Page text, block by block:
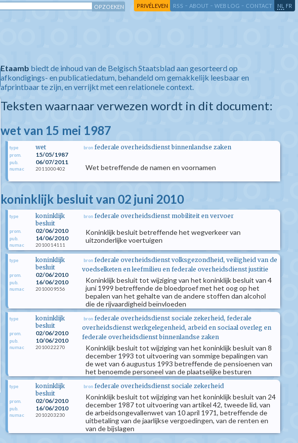
PRIVÉLEVEN RSS - ABOUT - WEB LOG - CONTACT NL FR
Etaamb biedt de inhoud van de Belgisch Staatsblad aan gesorteerd op
afkondigings- en publicatiedatum, behandeld om gemakkelijk leesbaar en
afprintbaar te zijn, en verrijkt met een relationele context.
Teksten waarnaar verwezen wordt in dit document:
wet van 15 mei 1987
type wet
prom. 15/05/1987
pub. 06/07/2011
numac 2011000402
bron federale overheidsdienst binnenlandse zaken
Wet betreffende de namen en voornamen
koninklijk besluit van 02 juni 2010
type
koninklijk
besluit
prom. 02/06/2010
pub. 14/06/2010
numac 2010014111
bron federale overheidsdienst mobiliteit en vervoer
Koninklijk besluit betreffende het wegverkeer van
uitzonderlijke voertuigen
type
koninklijk
besluit
prom. 02/06/2010
pub. 16/06/2010
numac 2010009556
bron federale overheidsdienst volksgezondheid, veiligheid van de
voedselketen en leefmilieu en federale overheidsdienst justitie
Koninklijk besluit tot wijziging van het koninklijk besluit van 4
juni 1999 betreffende de bloedproef met het oog op het
bepalen van het gehalte van de andere stoffen dan alcohol
die de rijvaardigheid beïnvloeden
type
koninklijk
besluit
prom. 02/06/2010
pub. 10/06/2010
numac 2010022270
bron federale overheidsdienst sociale zekerheid, federale
overheidsdienst werkgelegenheid, arbeid en sociaal overleg en
federale overheidsdienst binnenlandse zaken
Koninklijk besluit tot wijziging van het koninklijk besluit van 8
december 1993 tot uitvoering van sommige bepalingen van
de wet van 6 augustus 1993 betreffende de pensioenen van
het benoemde personeel van de plaatselijke besturen
type
koninklijk
besluit
prom. 02/06/2010
pub. 16/06/2010
numac 2010203230
bron federale overheidsdienst sociale zekerheid
Koninklijk besluit tot wijziging van het koninklijk besluit van 24
december 1987 tot uitvoering van artikel 42, tweede lid, van
de arbeidsongevallenwet van 10 april 1971, betreffende de
uitbetaling van de jaarlijkse vergoedingen, van de renten en
van de bijslagen